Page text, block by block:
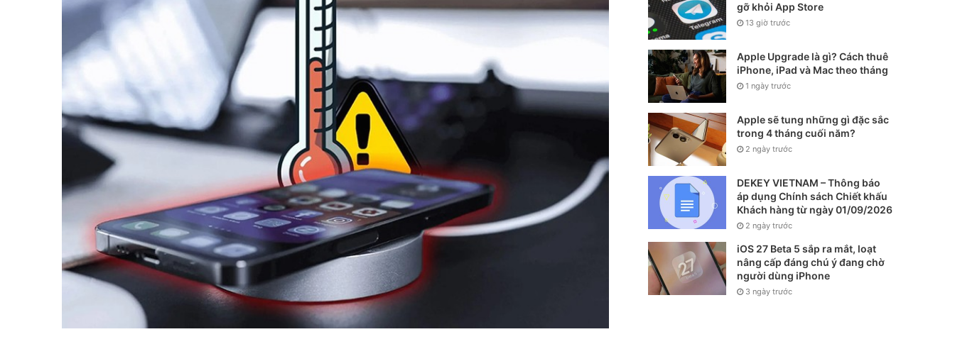
gỡ khỏi App Store
13 giờ trước
Apple Upgrade là gì? Cách thuê
iPhone, iPad và Mac theo tháng
1 ngày trước
Apple sẽ tung những gì đặc sắc
trong 4 tháng cuối năm?
2 ngày trước
DEKEY VIETNAM – Thông báo
áp dụng Chính sách Chiết khấu
Khách hàng từ ngày 01/09/2026
2 ngày trước
iOS 27 Beta 5 sắp ra mắt, loạt
nâng cấp đáng chú ý đang chờ
người dùng iPhone
3 ngày trước